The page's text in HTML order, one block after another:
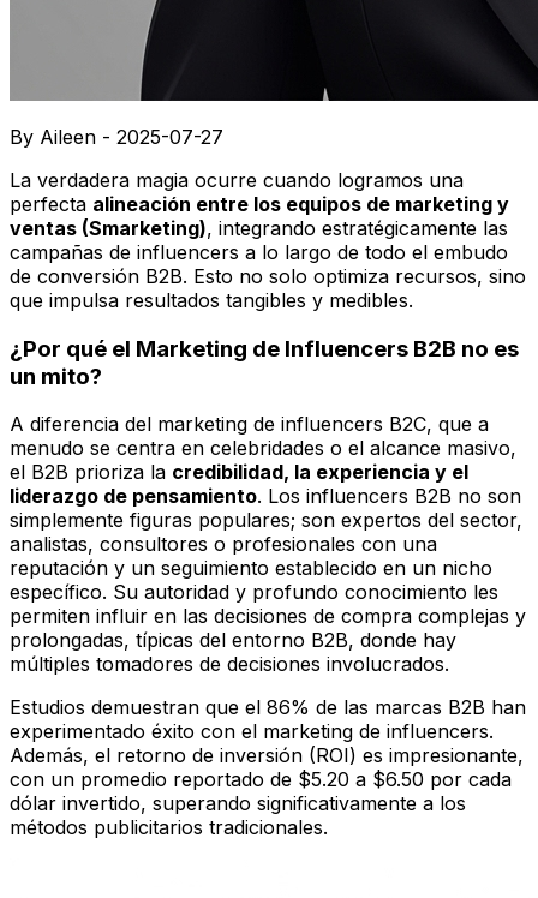
By Aileen - 2025-07-27
La verdadera magia ocurre cuando logramos una
perfecta alineación entre los equipos de marketing y
ventas (Smarketing), integrando estratégicamente las
campañas de influencers a lo largo de todo el embudo
de conversión B2B. Esto no solo optimiza recursos, sino
que impulsa resultados tangibles y medibles.
¿Por qué el Marketing de Influencers B2B no es
un mito?
A diferencia del marketing de influencers B2C, que a
menudo se centra en celebridades o el alcance masivo,
el B2B prioriza la credibilidad, la experiencia y el
liderazgo de pensamiento. Los influencers B2B no son
simplemente figuras populares; son expertos del sector,
analistas, consultores o profesionales con una
reputación y un seguimiento establecido en un nicho
específico. Su autoridad y profundo conocimiento les
permiten influir en las decisiones de compra complejas y
prolongadas, típicas del entorno B2B, donde hay
múltiples tomadores de decisiones involucrados.
Estudios demuestran que el 86% de las marcas B2B han
experimentado éxito con el marketing de influencers.
Además, el retorno de inversión (ROI) es impresionante,
con un promedio reportado de $5.20 a $6.50 por cada
dólar invertido, superando significativamente a los
métodos publicitarios tradicionales.